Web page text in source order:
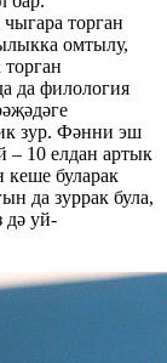
торган
омтылу,
да филология
зур. Фәнни эш
– 10 елдан артык
кеше буларак
да зуррак була,
дә уй-